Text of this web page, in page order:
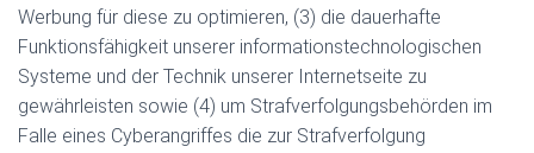
Werbung für diese zu optimieren, (3) die dauerhafte
Funktionsfähigkeit unserer informationstechnologischen
Systeme und der Technik unserer Internetseite zu
gewährleisten sowie (4) um Strafverfolgungsbehörden im
Falle eines Cyberangriffes die zur Strafverfolgung